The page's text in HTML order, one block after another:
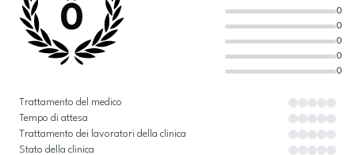
0
0
0
0
0
0
Trattamento del medico
Tempo di attesa
Trattamento dei lavoratori della clinica
Stato della clinica